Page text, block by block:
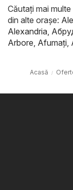
Căutați mai
din alte orașe:
Alexandria,
Arbore, Afumaţi,
Acasă